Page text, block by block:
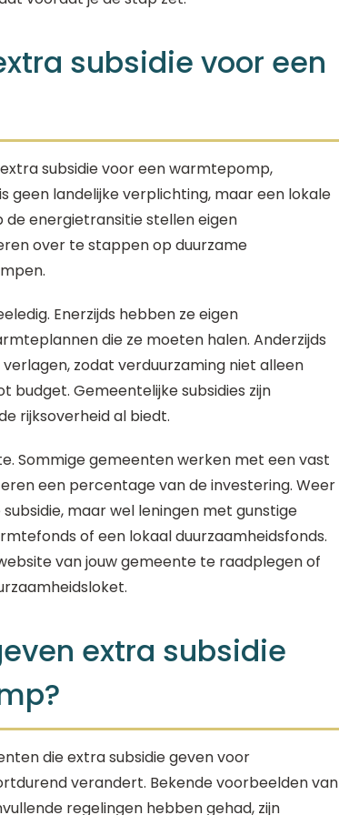
subsidie voor een
subsidie voor een warmtepomp,
geen landelijke verplichting, maar een lokale
energietransitie stellen eigen
over te stappen op duurzame
Enerzijds hebben ze eigen
die ze moeten halen. Anderzijds
zodat verduurzaming niet alleen
budget. Gemeentelijke subsidies zijn
rijksoverheid al biedt.
Sommige gemeenten werken met een vast
een percentage van de investering. Weer
maar wel leningen met gunstige
of een lokaal duurzaamheidsfonds.
van jouw gemeente te raadplegen of
extra subsidie
die extra subsidie geven voor
verandert. Bekende voorbeelden van
regelingen hebben gehad, zijn